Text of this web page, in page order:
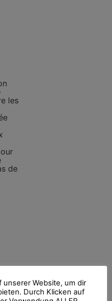
les
de
Website, um dir
Durch Klicken auf